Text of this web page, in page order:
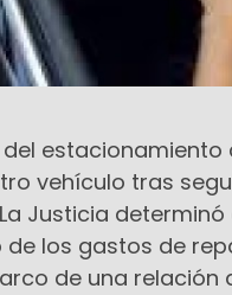
estacionamiento
vehículo tras
Justicia
los gastos de
de una relación